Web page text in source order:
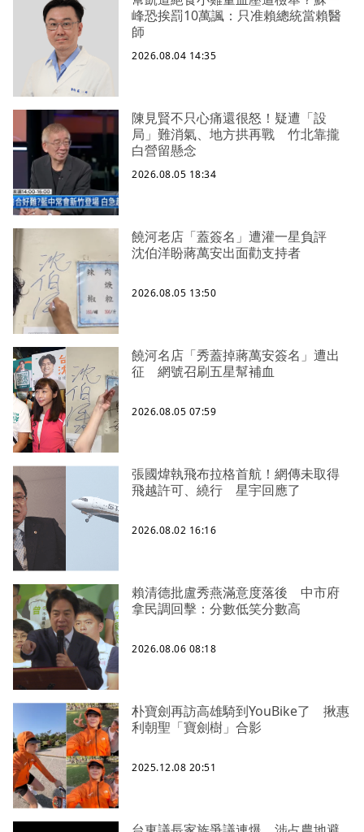
峰恐挨罰10萬諷：只准賴總統當賴醫
師
2026.08.04 14:35
陳見賢不只心痛還很怒！疑遭「設
局」難消氣、地方拱再戰 竹北靠攏
白營留懸念
2026.08.05 18:34
饒河老店「蓋簽名」遭灌一星負評
沈伯洋盼蔣萬安出面勸支持者
2026.08.05 13:50
饒河名店「秀蓋掉蔣萬安簽名」遭出
征 網號召刷五星幫補血
2026.08.05 07:59
張國煒執飛布拉格首航！網傳未取得
飛越許可、繞行 星宇回應了
2026.08.02 16:16
賴清德批盧秀燕滿意度落後 中市府
拿民調回擊：分數低笑分數高
2026.08.06 08:18
朴寶劍再訪高雄騎到YouBike了 揪惠
利朝聖「寶劍樹」合影
2025.12.08 20:51